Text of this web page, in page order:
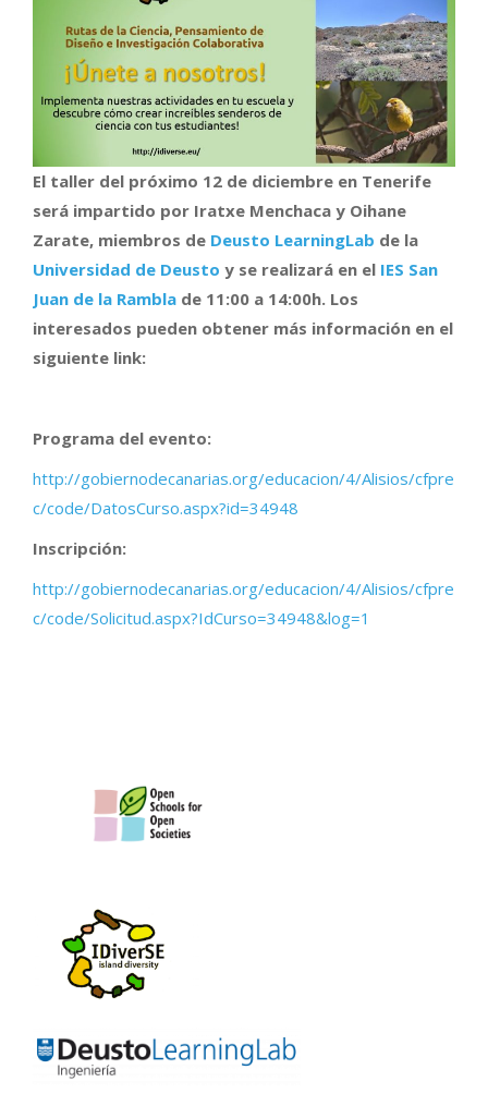
El taller del próximo 12 de diciembre en Tenerife
será impartido por Iratxe Menchaca y Oihane
Zarate, miembros de Deusto LearningLab de la
Universidad de Deusto y se realizará en el IES San
Juan de la Rambla de 11:00 a 14:00h. Los
interesados pueden obtener más información en el
siguiente link:
Programa del evento:
http://gobiernodecanarias.org/educacion/4/Alisios/cfpre
c/code/DatosCurso.aspx?id=34948
Inscripción:
http://gobiernodecanarias.org/educacion/4/Alisios/cfpre
c/code/Solicitud.aspx?IdCurso=34948&log=1